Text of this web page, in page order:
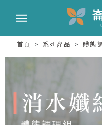
首頁 系列產品 體態